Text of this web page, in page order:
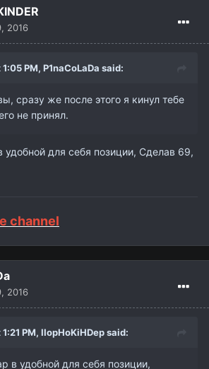
2016
PM, P1naCoLaDa said:
сразу же после этого я кинул тебе
не принял.
для себя позиции, Сделав 69,
channel
2016
PM, IIopHoKiHDepsaid:
в удобной для себя позиции,